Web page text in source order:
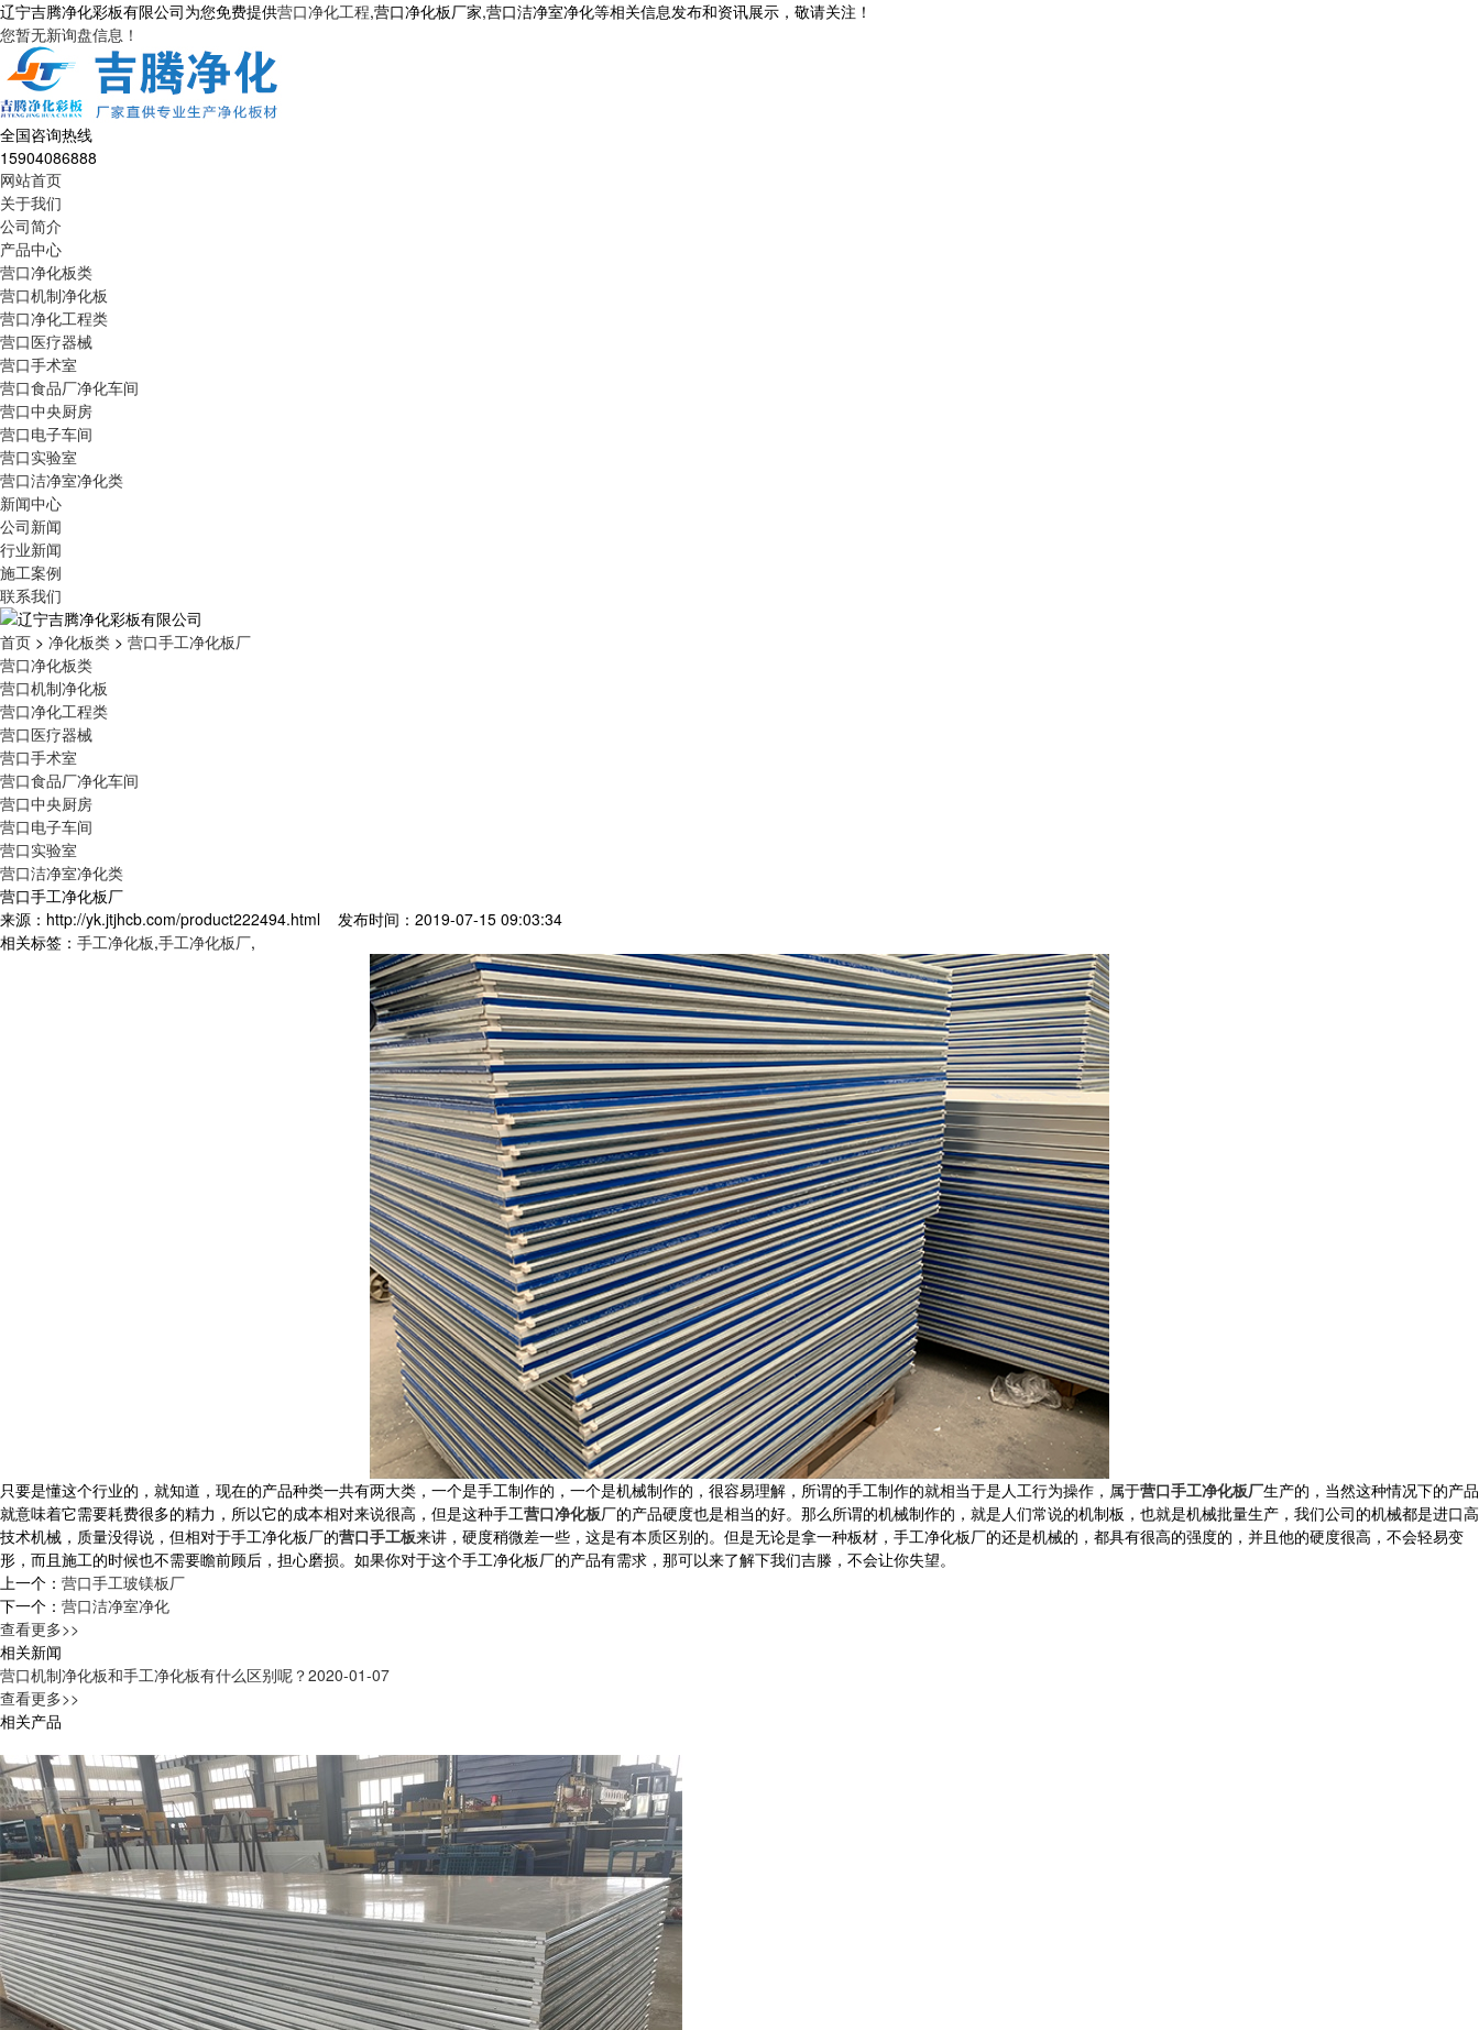
辽宁吉腾净化彩板有限公司为您免费提供营口净化工程,营口净化板厂家,营口洁净室净化等相关信息发布和资讯展示，敬请关注！
您暂无新询盘信息！
全国咨询热线
15904086888
网站首页
关于我们
公司简介
产品中心
营口净化板类
营口机制净化板
营口净化工程类
营口医疗器械
营口手术室
营口食品厂净化车间
营口中央厨房
营口电子车间
营口实验室
营口洁净室净化类
新闻中心
公司新闻
行业新闻
施工案例
联系我们
首页 > 净化板类 > 营口手工净化板厂
营口净化板类
营口机制净化板
营口净化工程类
营口医疗器械
营口手术室
营口食品厂净化车间
营口中央厨房
营口电子车间
营口实验室
营口洁净室净化类
营口手工净化板厂
来源：http://yk.jtjhcb.com/product222494.html 发布时间：2019-07-15 09:03:34
相关标签： 手工净化板,手工净化板厂,
只要是懂这个行业的，就知道，现在的产品种类一共有两大类，一个是手工制作的，一个是机械制作的，很容易理解，所谓的手工制作的就相当于是人工行为操作，属于营口手工净化板厂生产的，当然这种情况下的产品
就意味着它需要耗费很多的精力，所以它的成本相对来说很高，但是这种手工营口净化板厂的产品硬度也是相当的好。那么所谓的机械制作的，就是人们常说的机制板，也就是机械批量生产，我们公司的机械都是进口高
技术机械，质量没得说，但相对于手工净化板厂的营口手工板来讲，硬度稍微差一些，这是有本质区别的。但是无论是拿一种板材，手工净化板厂的还是机械的，都具有很高的强度的，并且他的硬度很高，不会轻易变
形，而且施工的时候也不需要瞻前顾后，担心磨损。如果你对于这个手工净化板厂的产品有需求，那可以来了解下我们吉滕，不会让你失望。
上一个： 营口手工玻镁板厂
下一个： 营口洁净室净化
查看更多>>
相关新闻
营口机制净化板和手工净化板有什么区别呢？2020-01-07
查看更多>>
相关产品